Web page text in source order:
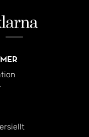
mataffär,
service - allt
där
sätt. Här finns
och närhet till
är det enkelt